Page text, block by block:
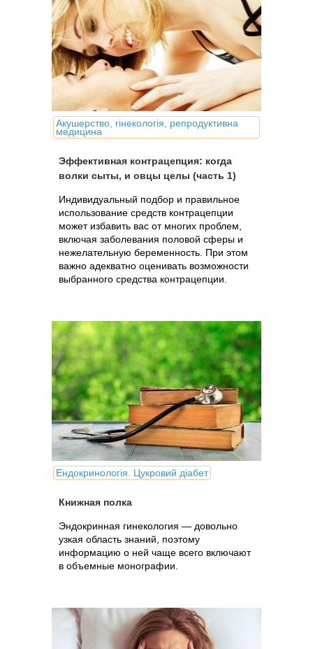
Акушерство, гінекологія, репродуктивна
медицина
Эффективная контрацепция: когда
волки сыты, и овцы целы (часть 1)
Индивидуальный подбор и правильное
использование средств контрацепции
может избавить вас от многих проблем,
включая заболевания половой сферы и
нежелательную беременность. При этом
важно адекватно оценивать возможности
выбранного средства контрацепции.
Ендокринологія. Цукровий діабет
Книжная полка
Эндокринная гинекология — довольно
узкая область знаний, поэтому
информацию о ней чаще всего включают
в объемные монографии.